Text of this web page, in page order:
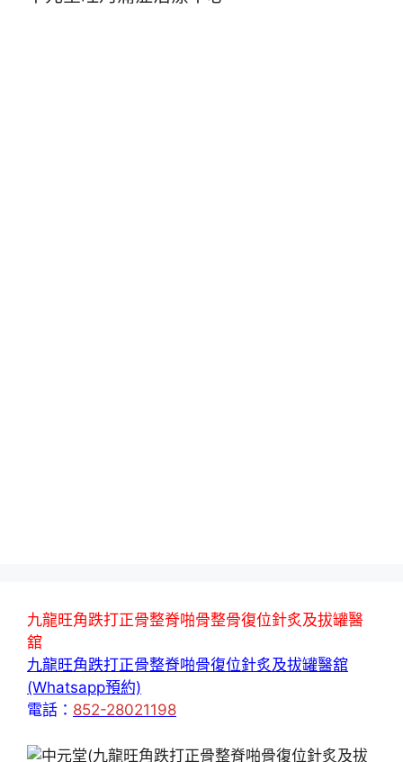
九龍旺角跌打正骨整脊啪骨整骨復位針炙及拔罐醫
舘
九龍旺角跌打正骨整脊啪骨復位針炙及拔罐醫舘
(Whatsapp預約)
電話： 852-28021198